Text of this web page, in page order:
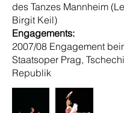
des Tanzes Mannheim
Birgit Keil)
Engagements:
2007/08 Engagement
Staatsoper Prag,
Republik